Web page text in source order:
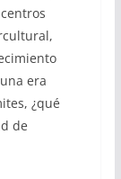
era
¿qué
de